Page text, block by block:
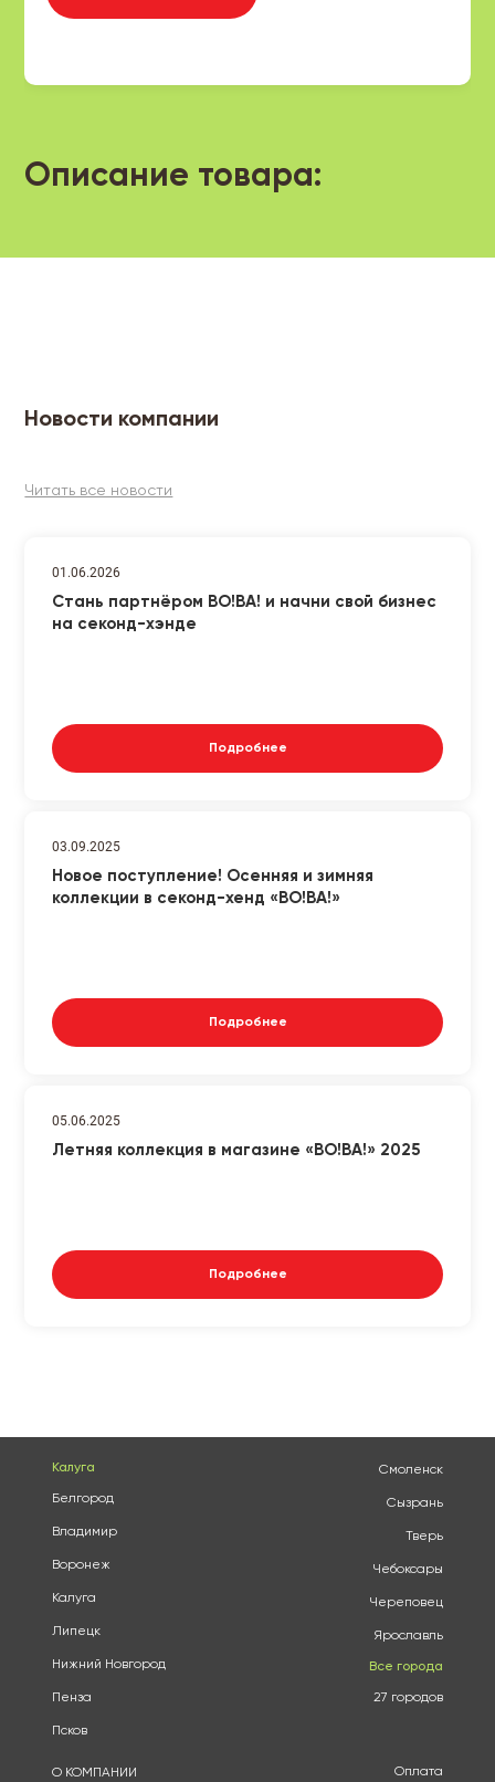
Описание товара:
Новости компании
Читать все новости
01.06.2026
Стань партнёром ВО!ВА! и начни свой бизнес
на секонд-хэнде
Подробнее
03.09.2025
Новое поступление! Осенняя и зимняя
коллекции в секонд-хенд «ВО!ВА!»
Подробнее
05.06.2025
Летняя коллекция в магазине «ВО!ВА!» 2025
Подробнее
Калуга
Белгород
Владимир
Воронеж
Калуга
Липецк
Нижний Новгород
Пенза
Псков
Смоленск
Сызрань
Тверь
Чебоксары
Череповец
Ярославль
Все города
27 городов
О КОМПАНИИ Оплата